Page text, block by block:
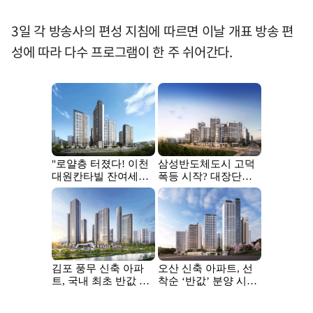
3일 각 방송사의 편성 지침에 따르면 이날 개표 방송 편
성에 따라 다수 프로그램이 한 주 쉬어간다.